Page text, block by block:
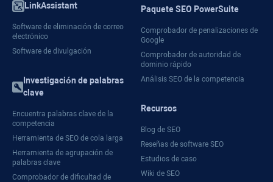
LinkAssistant
Software de eliminación de correo
electrónico
Software de divulgación
Investigación de palabras
clave
Encuentra palabras clave de la
competencia
Herramienta de SEO de cola larga
Herramienta de agrupación de
palabras clave
Comprobador de dificultad de
Paquete SEO PowerSuite
Comprobador de penalizaciones de
Google
Comprobador de autoridad de
dominio rápido
Análisis SEO de la competencia
Recursos
Blog de SEO
Reseñas de software SEO
Estudios de caso
Wiki de SEO